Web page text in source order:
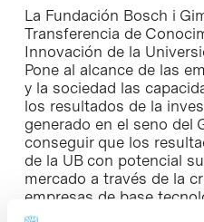
La Fundación Bosch i
Transferencia de
Innovación de la
Pone al alcance de las
y la sociedad las
los resultados de la
generado en el seno del
conseguir que los
de la UB con potencial
mercado a través de la
empresas de base
patentes, así como para